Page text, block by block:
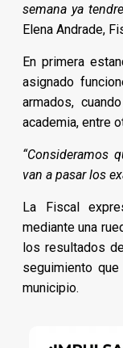
semana ya
Elena Andrade,
En primera
asignado
armados,
academia, entre
“Consideramos
van a pasar los
La Fiscal
mediante una
los resultados
seguimiento
municipio.